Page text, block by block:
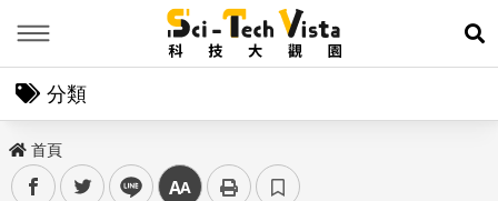
展
分類
首頁
facebooktwitter line 中